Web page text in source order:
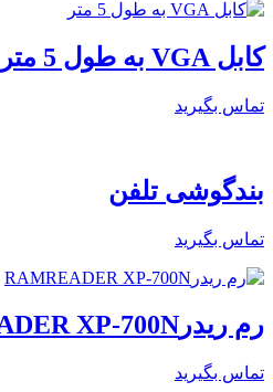
کابل VGA به طول 5 متر
تماس بگیرید
بندگوشی تلفن
تماس بگیرید
رم ریدرRAMREADER XP-700N
تماس بگیرید